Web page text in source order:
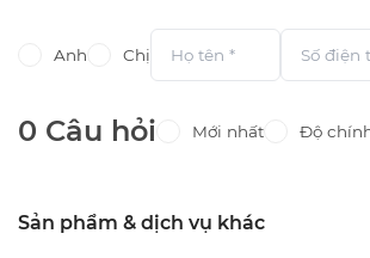
Anh Chị
0 Câu hỏi Mới nhất Độ
Sản phẩm & dịch vụ khác